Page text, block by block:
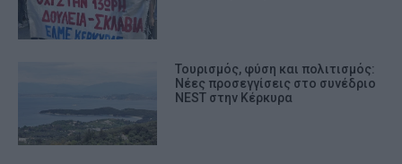
Τουρισμός, φύση και πολιτισμός:
Νέες προσεγγίσεις στο συνέδριο
NEST στην Κέρκυρα